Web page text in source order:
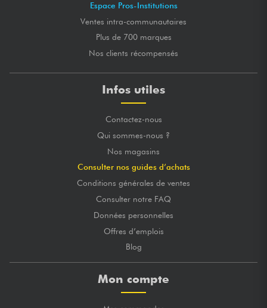
Espace Pros-Institutions
Ventes intra-communautaires
Plus de 700 marques
Nos clients récompensés
Infos utiles
Contactez-nous
Qui sommes-nous ?
Nos magasins
Consulter nos guides d’achats
Conditions générales de ventes
Consulter notre FAQ
Données personnelles
Offres d’emplois
Blog
Mon compte